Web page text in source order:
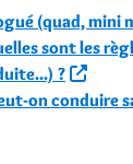
(quad, mini
sont les
?
on conduire